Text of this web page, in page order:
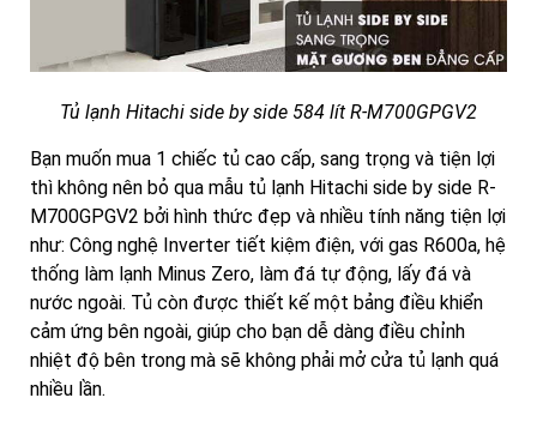
Tủ lạnh Hitachi side by side 584 lít R-M700GPGV2
Bạn muốn mua 1 chiếc tủ cao cấp, sang trọng và tiện lợi
thì không nên bỏ qua mẫu tủ lạnh Hitachi side by side R-
M700GPGV2 bởi hình thức đẹp và nhiều tính năng tiện lợi
như: Công nghệ Inverter tiết kiệm điện, với gas R600a, hệ
thống làm lạnh Minus Zero, làm đá tự động, lấy đá và
nước ngoài. Tủ còn được thiết kế một bảng điều khiển
cảm ứng bên ngoài, giúp cho bạn dễ dàng điều chỉnh
nhiệt độ bên trong mà sẽ không phải mở cửa tủ lạnh quá
nhiều lần.